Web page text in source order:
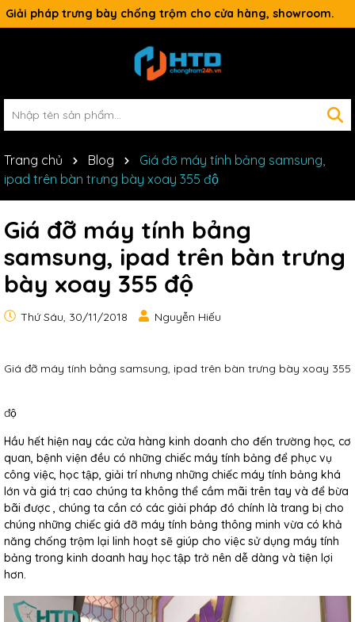
Giải pháp trưng bày chống trộm cho cửa hàng, showroom.
Trang chủ Blog
Giá đỡ máy tính bảng samsung,
ipad trên bàn trưng bày xoay 355 độ
Giá đỡ máy tính bảng
samsung, ipad trên bàn trưng
bày xoay 355 độ
Thứ Sáu, 30/11/2018 Nguyễn Hiếu
Giá đỡ máy tính bảng samsung, ipad trên bàn trưng bày xoay 355
độ
Hầu hết hiện nay các cửa hàng kinh doanh cho đến trường học, cơ
quan, bệnh viện đều có những chiếc máy tính bảng để phục vụ
công việc, học tập, giải trí nhưng những chiếc máy tính bảng khá
lớn và giá trị cao chúng ta không thể cầm mãi trên tay và để bừa
bãi được , chúng ta cần có các giải pháp đó chính là trang bị cho
chúng những chiếc giá đỡ máy tính bảng thông minh vừa có khả
năng chống trộm lại linh hoạt sẽ giúp cho việc sử dụng máy tính
bảng trong kinh doanh hay học tập trở nên dễ dàng và tiện lợi
hơn.